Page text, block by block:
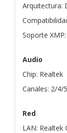
Arquitectura:
Soporte XMP:
Audio
Chip: Realtek
Canales: 2/4/
Red
LAN: Realtek